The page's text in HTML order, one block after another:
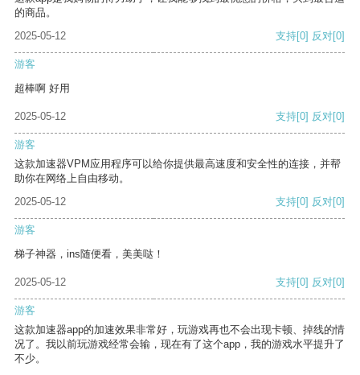
的商品。
2025-05-12
支持[0] 反对[0]
游客
超棒啊 好用
2025-05-12 支持[0] 反对[0]
游客
这款加速器VPM应用程序可以给你提供最高速度和安全性的连接，并帮
助你在网络上自由移动。
2025-05-12
支持[0] 反对[0]
游客
梯子神器，ins随便看，美美哒！
2025-05-12 支持[0] 反对[0]
游客
这款加速器app的加速效果非常好，玩游戏再也不会出现卡顿、掉线的情
况了。我以前玩游戏经常会输，现在有了这个app，我的游戏水平提升了
不少。